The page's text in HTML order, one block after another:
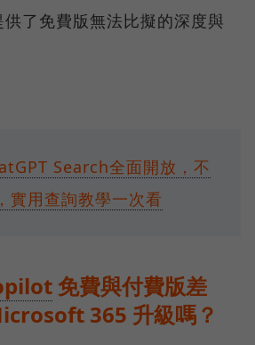
了免費版無法比擬的深度與
Search全面開放，不
實用查詢教學一次看
免費與付費版差
365 升級嗎？